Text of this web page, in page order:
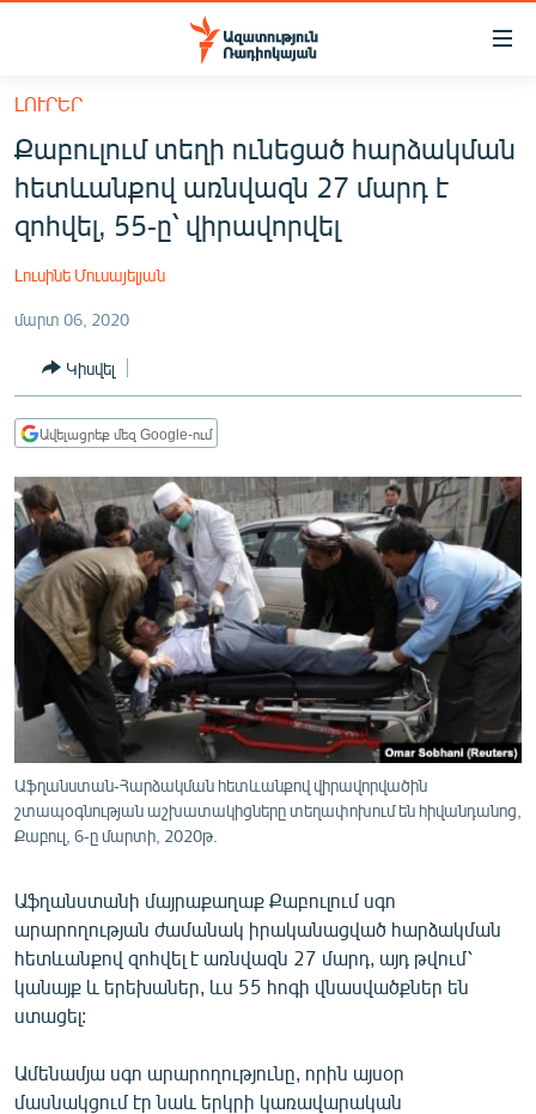
Մատչելիության
հիմնական
բովանդակությանը
Անցնել
հիմնական
մենյուին
ՀԱՅԱՍՏԱՆ
ՔԱՂԱՔԱԿԱՆ
ՏՆՏԵՍՈՒԹՅՈՒՆ
ՂԱՐԱԲԱՂ
ՏԱՐԱԾԱՇՐՋԱՆ
ՄԻՋԱԶԳԱՅԻՆ
ՄՇԱԿՈՒՅԹ
ՍՊՈՐՏ
ՄԵԿՆԱԲԱՆՈՒԹՅՈՒՆ
ՏՏ ԵՒ ԻՆՏԵՐՆԵՏ
ԱՐԽԻՎ
ԲԱՆԱՎԵՃ
ՁԳՏԵԼՈՎ ԼԱՎԱԳՈՒՅՆԻՆ
ՓՈԴՔԱՍԹ
English
ԼՈՒՐԵՐ
Քաբուլում տեղի ունեցած հարձակման
հետևանքով առնվազն 27 մարդ է
զոհվել, 55-ը՝ վիրավորվել
Լուսինե Մուսայելյան
մարտ 06, 2020
Կիսվել
Ավելացրեք մեզ Google-ում
Աֆղանստան-Հարձակման հետևանքով վիրավորվածին
շտապօգնության աշխատակիցները տեղափոխում են հիվանդանոց,
Քաբուլ, 6-ը մարտի, 2020թ.
Աֆղանստանի մայրաքաղաք Քաբուլում սգո
արարողության ժամանակ իրականացված հարձակման
հետևանքով զոհվել է առնվազն 27 մարդ, այդ թվում՝
կանայք և երեխաներ, ևս 55 հոգի վնասվածքներ են
ստացել:
Ամենամյա սգո արարողությունը, որին այսօր
մասնակցում էր նաև երկրի կառավարական